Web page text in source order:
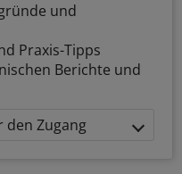
und
Praxis-Tipps
Berichte und
den Zugang